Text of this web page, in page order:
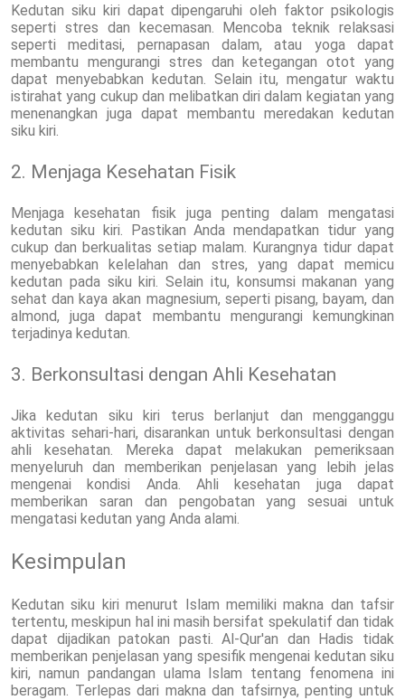
Kedutan siku kiri dapat dipengaruhi oleh faktor psikologis
seperti stres dan kecemasan. Mencoba teknik relaksasi
seperti meditasi, pernapasan dalam, atau yoga dapat
membantu mengurangi stres dan ketegangan otot yang
dapat menyebabkan kedutan. Selain itu, mengatur waktu
istirahat yang cukup dan melibatkan diri dalam kegiatan yang
menenangkan juga dapat membantu meredakan kedutan
siku kiri.
2. Menjaga Kesehatan Fisik
Menjaga kesehatan fisik juga penting dalam mengatasi
kedutan siku kiri. Pastikan Anda mendapatkan tidur yang
cukup dan berkualitas setiap malam. Kurangnya tidur dapat
menyebabkan kelelahan dan stres, yang dapat memicu
kedutan pada siku kiri. Selain itu, konsumsi makanan yang
sehat dan kaya akan magnesium, seperti pisang, bayam, dan
almond, juga dapat membantu mengurangi kemungkinan
terjadinya kedutan.
3. Berkonsultasi dengan Ahli Kesehatan
Jika kedutan siku kiri terus berlanjut dan mengganggu
aktivitas sehari-hari, disarankan untuk berkonsultasi dengan
ahli kesehatan. Mereka dapat melakukan pemeriksaan
menyeluruh dan memberikan penjelasan yang lebih jelas
mengenai kondisi Anda. Ahli kesehatan juga dapat
memberikan saran dan pengobatan yang sesuai untuk
mengatasi kedutan yang Anda alami.
Kesimpulan
Kedutan siku kiri menurut Islam memiliki makna dan tafsir
tertentu, meskipun hal ini masih bersifat spekulatif dan tidak
dapat dijadikan patokan pasti. Al-Qur'an dan Hadis tidak
memberikan penjelasan yang spesifik mengenai kedutan siku
kiri, namun pandangan ulama Islam tentang fenomena ini
beragam. Terlepas dari makna dan tafsirnya, penting untuk